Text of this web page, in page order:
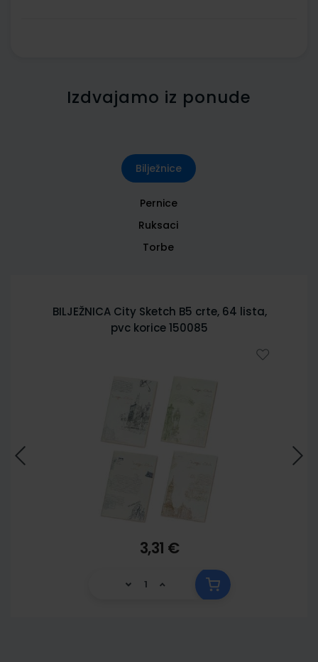
Izdvajamo iz ponude
Bilježnice
Pernice
Ruksaci
Torbe
BILJEŽNICA City Sketch B5 crte, 64 lista,
pvc korice 150085
3,31 €